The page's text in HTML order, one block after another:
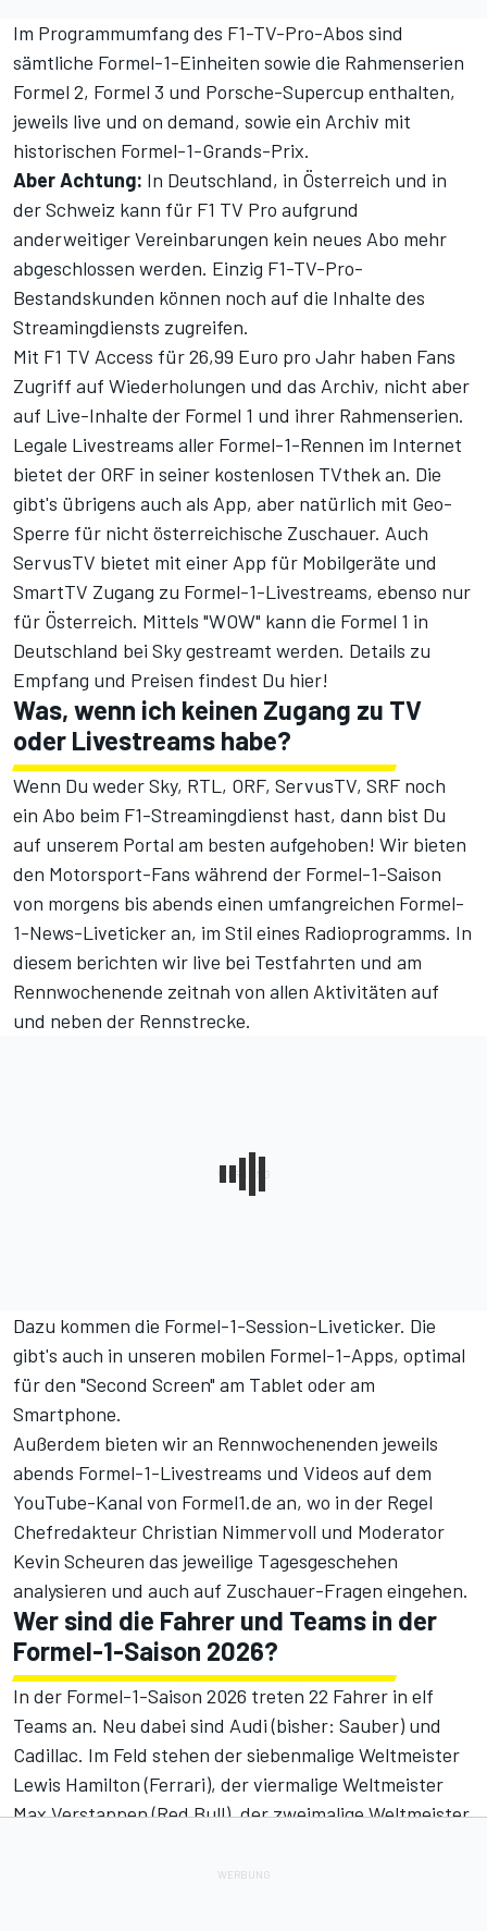
Im Programmumfang des F1-TV-Pro-Abos sind
sämtliche Formel-1-Einheiten sowie die Rahmenserien
Formel 2, Formel 3 und Porsche-Supercup enthalten,
jeweils live und on demand, sowie ein Archiv mit
historischen Formel-1-Grands-Prix.
Aber Achtung: In Deutschland, in Österreich und in
der Schweiz kann für F1 TV Pro aufgrund
anderweitiger Vereinbarungen kein neues Abo mehr
abgeschlossen werden. Einzig F1-TV-Pro-
Bestandskunden können noch auf die Inhalte des
Streamingdiensts zugreifen.
Mit F1 TV Access für 26,99 Euro pro Jahr haben Fans
Zugriff auf Wiederholungen und das Archiv, nicht aber
auf Live-Inhalte der Formel 1 und ihrer Rahmenserien.
Legale Livestreams aller Formel-1-Rennen im Internet
bietet der ORF in seiner kostenlosen TVthekan. Die
gibt's übrigens auch als App, aber natürlich mit Geo-
Sperre für nicht österreichische Zuschauer. Auch
ServusTV bietet mit einer App für Mobilgeräte und
SmartTV Zugang zu Formel-1-Livestreams, ebenso nur
für Österreich. Mittels "WOW" kann die Formel 1 in
Deutschland bei Sky gestreamt werden. Details zu
Empfang und Preisen findest Du hier!
Was, wenn ich keinen Zugang zu TV
oder Livestreams habe?
Wenn Du weder Sky, RTL, ORF, ServusTV, SRF noch
ein Abo beim F1-Streamingdienst hast, dann bist Du
auf unserem Portal am besten aufgehoben! Wir bieten
den Motorsport-Fans während der Formel-1-Saison
von morgens bis abends einen umfangreichen Formel-
1-News-Liveticker an, im Stil eines Radioprogramms. In
diesem berichten wir live bei Testfahrten und am
Rennwochenende zeitnah von allen Aktivitäten auf
und neben der Rennstrecke.
Dazu kommen die Formel-1-Session-Liveticker. Die
gibt's auch in unseren mobilen Formel-1-Apps, optimal
für den "Second Screen" am Tablet oder am
Smartphone.
Außerdem bieten wir an Rennwochenenden jeweils
abends Formel-1-Livestreams und Videos auf dem
YouTube-Kanal von Formel1.de an, wo in der Regel
Chefredakteur Christian Nimmervoll und Moderator
Kevin Scheuren das jeweilige Tagesgeschehen
analysieren und auch auf Zuschauer-Fragen eingehen.
Wer sind die Fahrer und Teams in der
Formel-1-Saison 2026?
In der Formel-1-Saison 2026 treten 22 Fahrer in elf
Teams an. Neu dabei sind Audi (bisher: Sauber) und
Cadillac. Im Feld stehen der siebenmalige Weltmeister
Lewis Hamilton (Ferrari), der viermalige Weltmeister
Max Verstappen (Red Bull), der zweimalige Weltmeister
Titelverteidiger Lando Norris (McLaren). (